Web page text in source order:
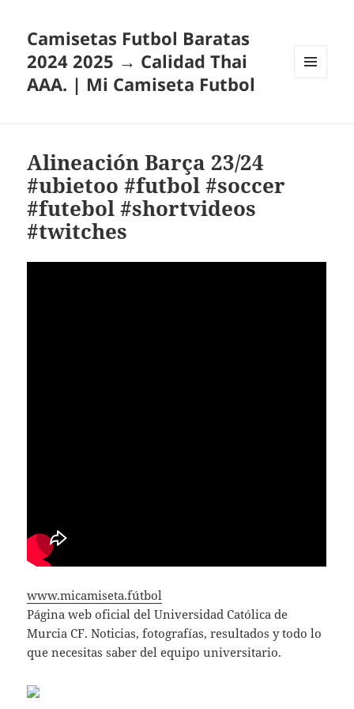
Camisetas Futbol Baratas
2024 2025 → Calidad Thai
AAA. | Mi Camiseta Futbol
Alineación Barça 23/24
#ubietoo #futbol #soccer
#futebol #shortvideos
#twitches
www.micamiseta.fútbol
Página web oficial del Universidad Católica de
Murcia CF. Noticias, fotografías, resultados y todo lo
que necesitas saber del equipo universitario.